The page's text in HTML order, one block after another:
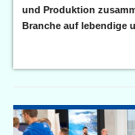
und Produktion
Branche auf lebendige